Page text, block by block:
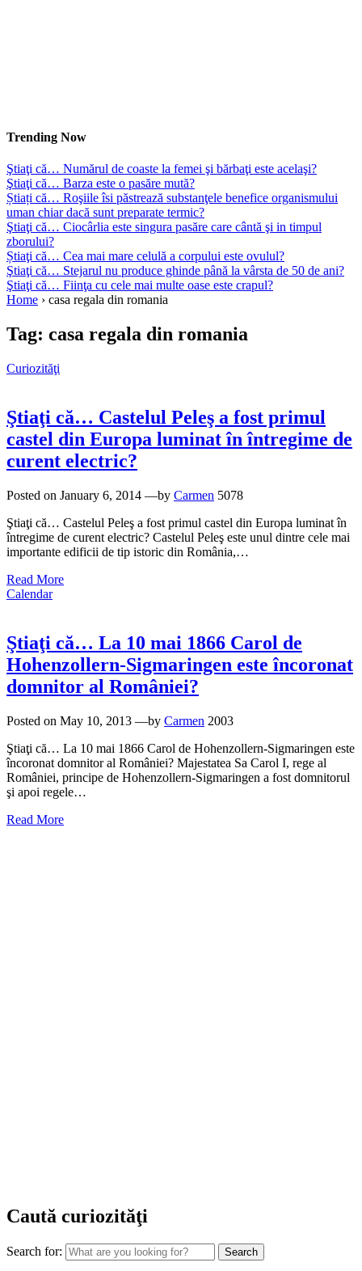
Trending Now
Ştiaţi că… Numărul de coaste la femei şi bărbaţi este acelaşi?
Ştiaţi că… Barza este o pasăre mută?
Știați că… Roşiile îsi păstrează substanţele benefice organismului
uman chiar dacă sunt preparate termic?
Ştiaţi că… Ciocârlia este singura pasăre care cântă şi in timpul
zborului?
Știaţi că… Cea mai mare celulă a corpului este ovulul?
Ştiaţi că… Stejarul nu produce ghinde până la vârsta de 50 de ani?
Ştiaţi că… Fiinţa cu cele mai multe oase este crapul?
Home › casa regala din romania
Tag: casa regala din romania
Curiozităţi
Ştiaţi că… Castelul Peleş a fost primul
castel din Europa luminat în întregime de
curent electric?
Posted on January 6, 2014 —by Carmen 5078
Ştiaţi că… Castelul Peleş a fost primul castel din Europa luminat în
întregime de curent electric? Castelul Peleş este unul dintre cele mai
importante edificii de tip istoric din România,…
Read More
Calendar
Ştiaţi că… La 10 mai 1866 Carol de
Hohenzollern-Sigmaringen este încoronat
domnitor al României?
Posted on May 10, 2013 —by Carmen 2003
Ştiaţi că… La 10 mai 1866 Carol de Hohenzollern-Sigmaringen este
încoronat domnitor al României? Majestatea Sa Carol I, rege al
României, principe de Hohenzollern-Sigmaringen a fost domnitorul
şi apoi regele…
Read More
Caută curiozităţi
Search for: